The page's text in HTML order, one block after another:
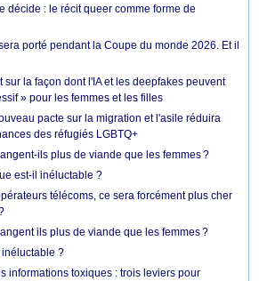
décide : le récit queer comme forme de
porté pendant la Coupe du monde 2026. Et il
sur la façon dont l'IA et les deepfakes peuvent
» pour les femmes et les filles
pacte sur la migration et l'asile réduira
des réfugiés LGBTQ+
ils plus de viande que les femmes ?
est-il inéluctable ?
télécoms, ce sera forcément plus cher
ils plus de viande que les femmes ?
?
informations toxiques : trois leviers pour